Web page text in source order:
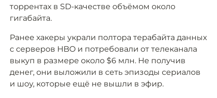
торрентах в SD-качестве объёмом около
гигабайта.
Ранее хакеры украли полтора терабайта данных
с серверов HBO и потребовали от телеканала
выкуп в размере около $6 млн. Не получив
денег, они выложили в сеть эпизоды сериалов
и шоу, которые ещё не вышли в эфир.